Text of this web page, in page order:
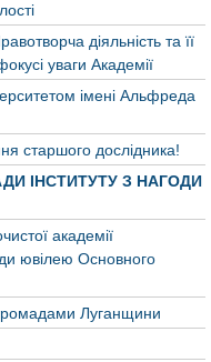
діяльність та її
уваги Академії
імені Альфреда
старшого дослідника!
ІНСТИТУТУ З НАГОДИ
академії
ювілею Основного
Луганщини